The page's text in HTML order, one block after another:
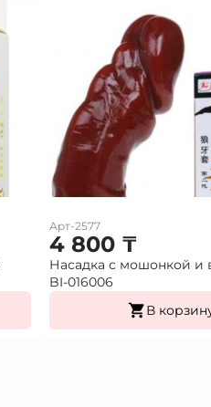
Арт-2577
4 800 ₸
Насадка с мошонкой и
BI-016006
В